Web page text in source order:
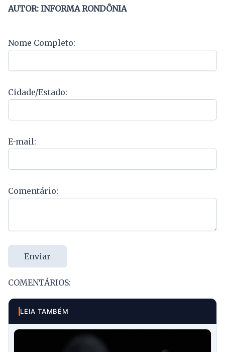
AUTOR: INFORMA RONDÔNIA
Nome Completo:
Cidade/Estado:
E-mail:
Comentário:
Enviar
COMENTÁRIOS:
LEIA TAMBÉM